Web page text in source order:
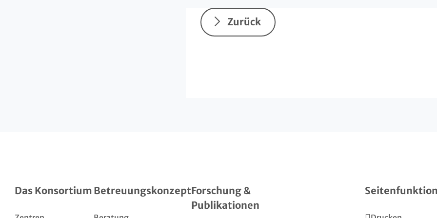
Zurück
Das Konsortium BetreuungskonzeptForschung &
Publikationen